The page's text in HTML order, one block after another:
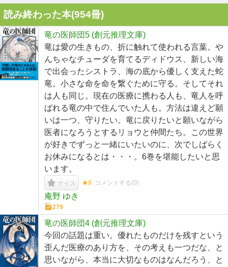
読み終わった本(954冊)
竜の医師団5 (創元推理文庫)
竜は愛の生きもの、折に触れて使われる言葉。や
んちゃなチューダを育てるディドウス、新しい海
で出会ったシストラ、海の底から優しく支えた蛇
竜。小さな命を命を繋ぐために守る。そしてそれ
は人も同じ。現在の医療に携わる人も、竜人を呼
ばれる竜の中で住んでいた人も。方法は違えど願
いは一つ、守りたい。竜に戻りたいと願いながら
医者になろうとするリョウと仲間たち。この世界
が好きでずっと一緒にいたいのに、次でしばらく
お休みになるとは・・・。6巻を堪能したいと思
います。
ナイス ★9 コメントする(0)
庵野 ゆき
279
竜の医師団4 (創元推理文庫)
今回の話題は重い。優れたものだけを残すという
歪んだ医療のあり方を、その考えも一つだな、と
思いながら、本当に大切なものはなんだろう、と